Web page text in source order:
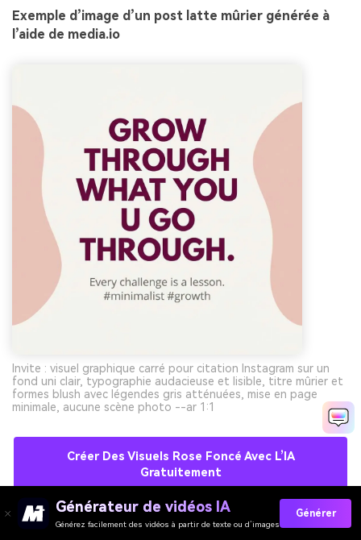
Exemple d’image d’un post latte mûrier générée à
l’aide de media.io
Invite : visuel graphique carré pour citation Instagram sur un
fond uni clair, typographie audacieuse et lisible, titre mûrier et
formes blush avec légendes gris atténuées, mise en page
minimale, aucune scène photo --ar 1:1
Créer Des Visuels Rose Foncé Avec L’IA
Gratuitement
Générateur de vidéos IA
Générez facilement des vidéos à partir de texte ou d’images
Générer